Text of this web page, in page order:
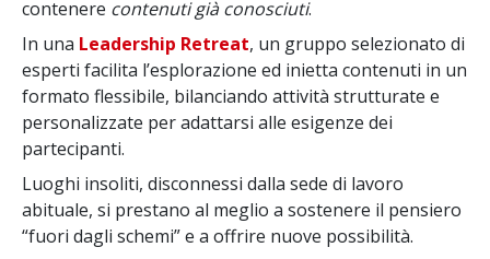
contenere contenuti già conosciuti.
In una Leadership Retreat, un gruppo selezionato di
esperti facilita l’esplorazione ed inietta contenuti in un
formato flessibile, bilanciando attività strutturate e
personalizzate per adattarsi alle esigenze dei
partecipanti.
Luoghi insoliti, disconnessi dalla sede di lavoro
abituale, si prestano al meglio a sostenere il pensiero
“fuori dagli schemi” e a offrire nuove possibilità.